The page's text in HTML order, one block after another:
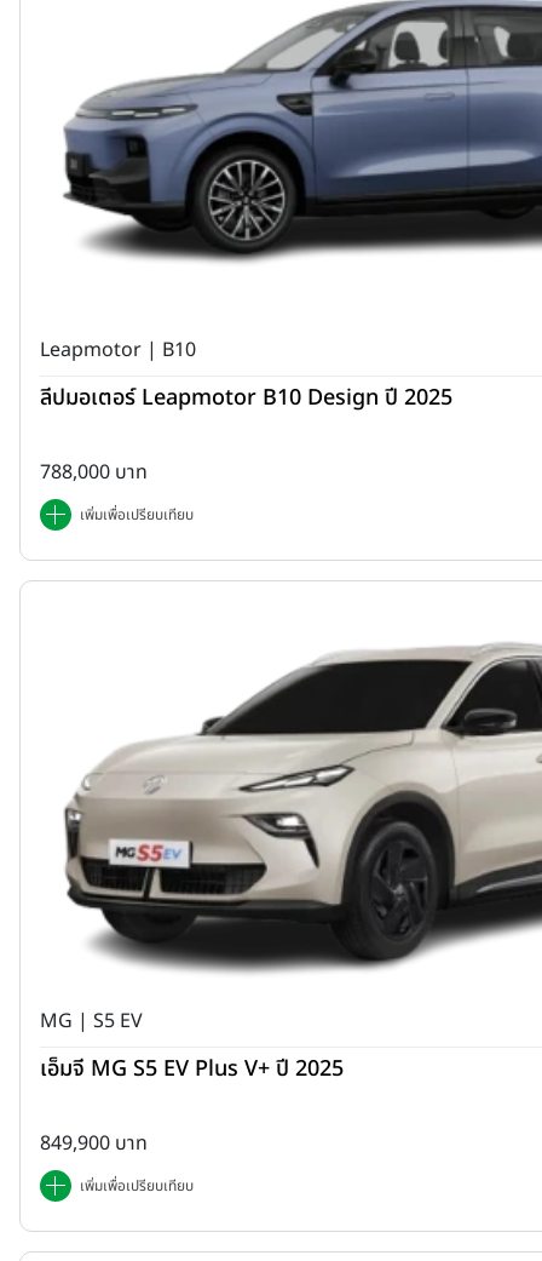
Leapmotor | B10
ลีปมอเตอร์ Leapmotor B10 Design ปี 2025
788,000 บาท
เพิ่มเพื่อเปรียบเทียบ
MG | S5 EV
เอ็มจี MG S5 EV Plus V+ ปี 2025
849,900 บาท
เพิ่มเพื่อเปรียบเทียบ